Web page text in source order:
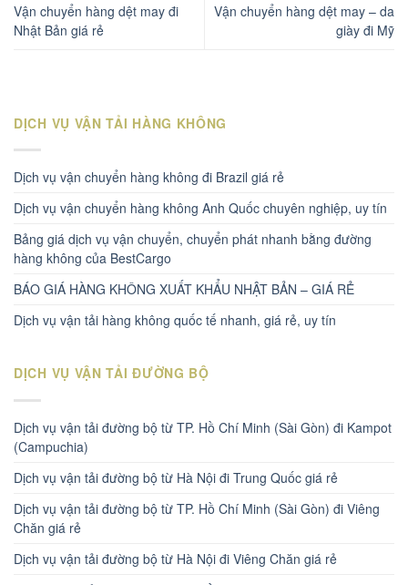
Vận chuyển hàng dệt may đi
Nhật Bản giá rẻ
Vận chuyển hàng dệt may – da
giày đi Mỹ
DỊCH VỤ VẬN TẢI HÀNG KHÔNG
Dịch vụ vận chuyển hàng không đi Brazil giá rẻ
Dịch vụ vận chuyển hàng không Anh Quốc chuyên nghiệp, uy tín
Bảng giá dịch vụ vận chuyển, chuyển phát nhanh bằng đường
hàng không của BestCargo
BÁO GIÁ HÀNG KHÔNG XUẤT KHẨU NHẬT BẢN – GIÁ RẺ
Dịch vụ vận tải hàng không quốc tế nhanh, giá rẻ, uy tín
DỊCH VỤ VẬN TẢI ĐƯỜNG BỘ
Dịch vụ vận tải đường bộ từ TP. Hồ Chí Minh (Sài Gòn) đi Kampot
(Campuchia)
Dịch vụ vận tải đường bộ từ Hà Nội đi Trung Quốc giá rẻ
Dịch vụ vận tải đường bộ từ TP. Hồ Chí Minh (Sài Gòn) đi Viêng
Chăn giá rẻ
Dịch vụ vận tải đường bộ từ Hà Nội đi Viêng Chăn giá rẻ